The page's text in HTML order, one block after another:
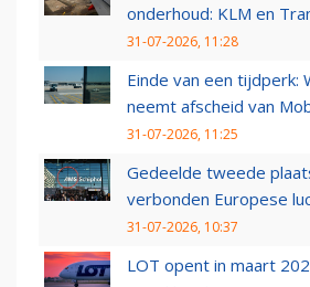
onderhoud: KLM en
31-07-2026, 11:28
Einde van een tijdperk:
neemt afscheid van
31-07-2026, 11:25
Gedeelde tweede
verbonden Europese
31-07-2026, 10:37
LOT opent in maart